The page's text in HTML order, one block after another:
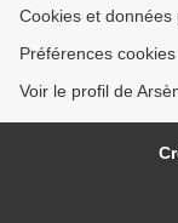
Cookies et données
Préférences cookies
Voir le profil de